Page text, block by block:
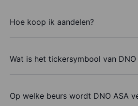
Hoe koop ik aandelen?
Wat is het tickersymbool van DNO
Op welke beurs wordt DNO ASA